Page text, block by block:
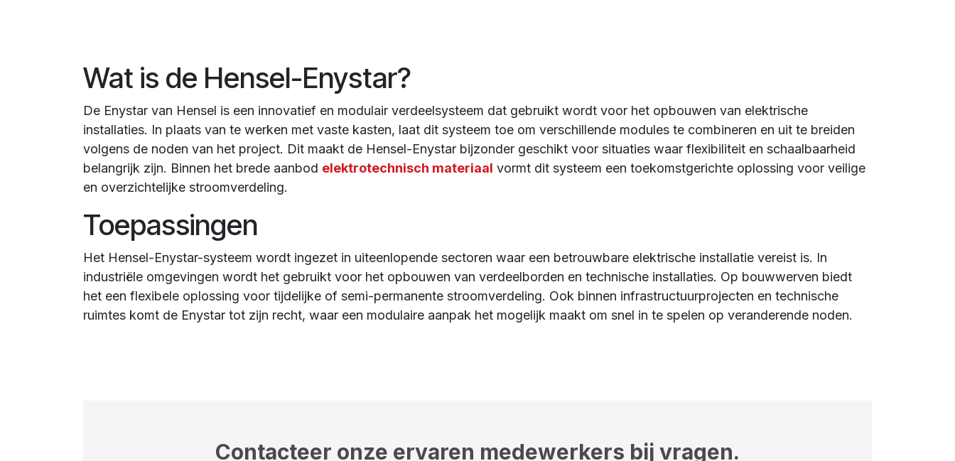
Wat is de Hensel-Enystar?
De Enystar van Hensel is een innovatief en modulair verdeelsysteem dat gebruikt wordt voor het opbouwen van elektrische
installaties. In plaats van te werken met vaste kasten, laat dit systeem toe om verschillende modules te combineren en uit te breiden
volgens de noden van het project. Dit maakt de Hensel-Enystar bijzonder geschikt voor situaties waar flexibiliteit en schaalbaarheid
belangrijk zijn. Binnen het brede aanbod elektrotechnisch materiaal vormt dit systeem een toekomstgerichte oplossing voor veilige
en overzichtelijke stroomverdeling.
Toepassingen
Het Hensel-Enystar-systeem wordt ingezet in uiteenlopende sectoren waar een betrouwbare elektrische installatie vereist is. In
industriële omgevingen wordt het gebruikt voor het opbouwen van verdeelborden en technische installaties. Op bouwwerven biedt
het een flexibele oplossing voor tijdelijke of semi-permanente stroomverdeling. Ook binnen infrastructuurprojecten en technische
ruimtes komt de Enystar tot zijn recht, waar een modulaire aanpak het mogelijk maakt om snel in te spelen op veranderende noden.
Contacteer onze ervaren medewerkers bij vragen.